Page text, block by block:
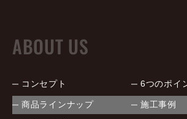
ABOUT US
コンセプト 6つのポイ
商品ラインナップ 施工事例